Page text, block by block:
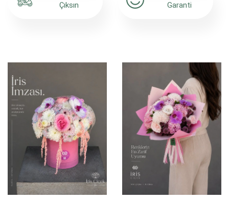
Çıksın
Garanti